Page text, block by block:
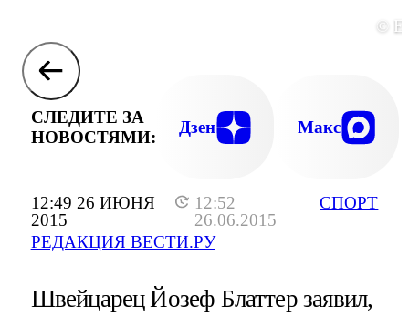
12:49 26 ИЮНЯ
2015
12:52
26.06.2015
РЕДАКЦИЯ ВЕСТИ.РУ
СПОРТ
©
СЛЕДИТЕ ЗА
НОВОСТЯМИ:
Дзен Макс
Швейцарец Йозеф Блаттер заявил,